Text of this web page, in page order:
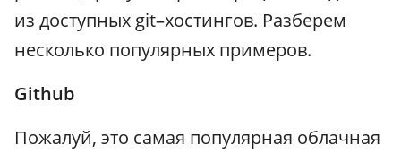
из доступных git–хостингов. Разберем
несколько популярных примеров.
Github
Пожалуй, это самая популярная облачная